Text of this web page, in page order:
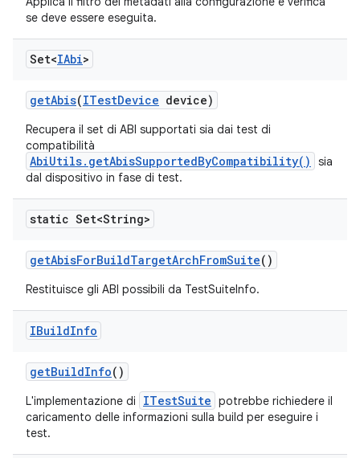
se deve essere eseguita.
Set<IAbi>
getAbis(ITestDevice device)
Recupera il set di ABI supportati sia dai test di
compatibilità
AbiUtils.getAbisSupportedByCompatibility()
sia
dal dispositivo in fase di test.
static Set<String>
getAbisForBuildTargetArchFromSuite()
Restituisce gli ABI possibili da TestSuiteInfo.
IBuildInfo
getBuildInfo()
L'implementazione di ITestSuite potrebbe richiedere il
caricamento delle informazioni sulla build per eseguire i
test.